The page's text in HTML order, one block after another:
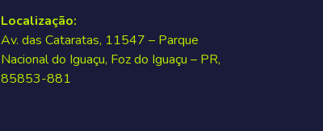
Localização:
Av. das Cataratas, 11547 – Parque
Nacional do Iguaçu, Foz do Iguaçu – PR,
85853-881